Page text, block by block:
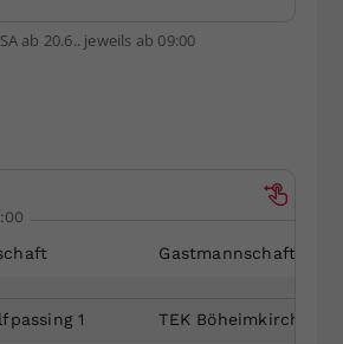
ab 20.6.. jeweils ab 09:00
Gastmannschaft
1 TEK Böheimkirchen 2
Unter anderem eine